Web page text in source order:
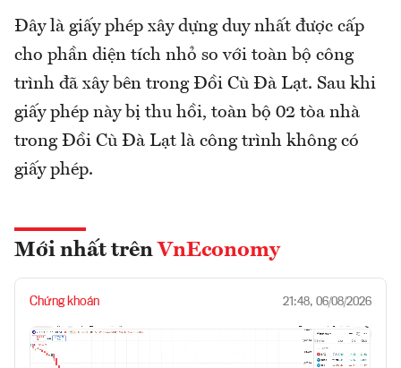
Đây là giấy phép xây dựng duy nhất được cấp
cho phần diện tích nhỏ so với toàn bộ công
trình đã xây bên trong Đồi Cù Đà Lạt. Sau khi
giấy phép này bị thu hồi, toàn bộ 02 tòa nhà
trong Đồi Cù Đà Lạt là công trình không có
giấy phép.
Mới nhất trên VnEconomy
Chứng khoán 21:48, 06/08/2026